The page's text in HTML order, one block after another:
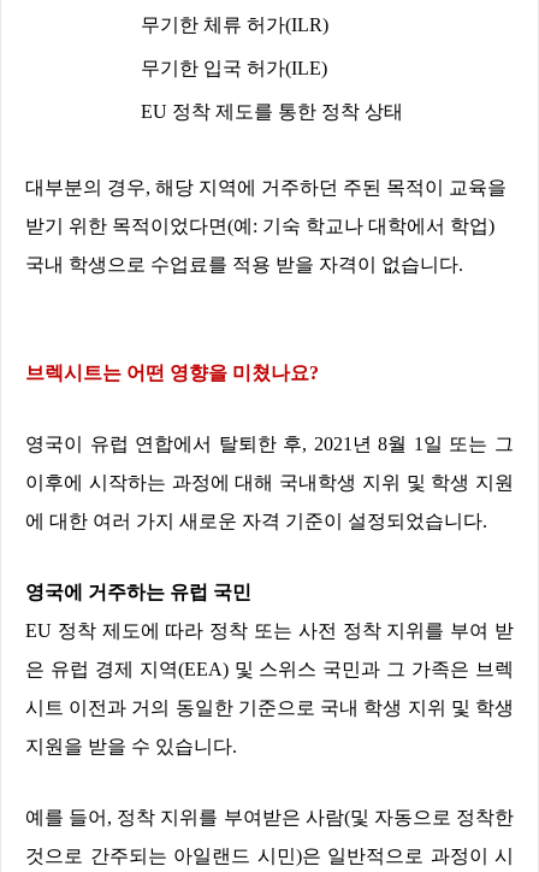
무기한 체류 허가(ILR)
무기한 입국 허가(ILE)
EU 정착 제도를 통한 정착 상태
대부분의 경우, 해당 지역에 거주하던 주된 목적이 교육을
받기 위한 목적이었다면(예 : 기숙 학교나 대학에서 학업)
국내 학생으로 수업료를 적용 받을 자격이 없습니다.
브렉시트는 어떤 영향을 미쳤나요?
영국이 유럽 연합에서 탈퇴한 후, 2021 년 8월 1 일 또는 그
이후에 시작하는 과정에 대해 국내학생 지위 및 학생 지원
에 대한 여러 가지 새로운 자격 기준이 설정되었습니다.
영국에 거주하는 유럽 국민
EU 정착 제도에 따라 정착 또는 사전 정착 지위를 부여 받
은 유럽 경제 지역(EEA) 및 스위스 국민과 그 가족은 브렉
시트 이전과 거의 동일한 기준으로 국내 학생 지위 및 학생
지원을 받을 수 있습니다.
예를 들어 , 정착 지위를 부여받은 사람(및 자동으로 정착한
것으로 간주되는 아일랜드 시민)은 일반적으로 과정이 시